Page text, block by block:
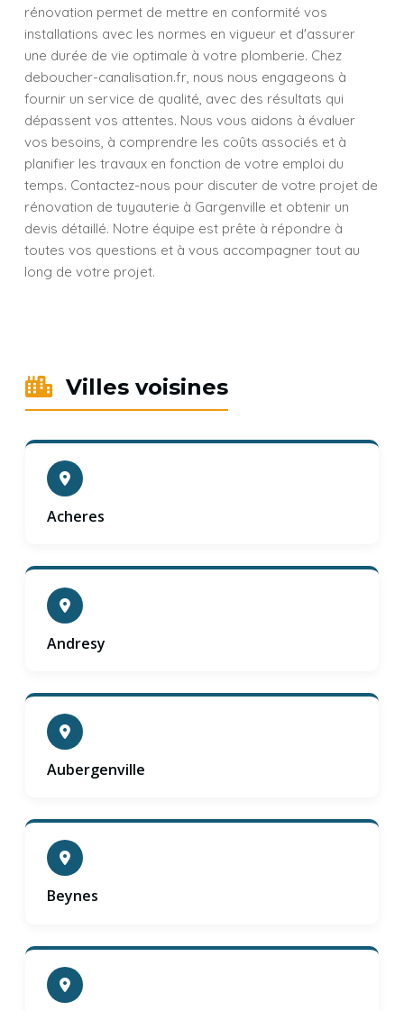
rénovation permet de mettre en conformité vos
installations avec les normes en vigueur et d'assurer
une durée de vie optimale à votre plomberie. Chez
deboucher-canalisation.fr, nous nous engageons à
fournir un service de qualité, avec des résultats qui
dépassent vos attentes. Nous vous aidons à évaluer
vos besoins, à comprendre les coûts associés et à
planifier les travaux en fonction de votre emploi du
temps. Contactez-nous pour discuter de votre projet de
rénovation de tuyauterie à Gargenville et obtenir un
devis détaillé. Notre équipe est prête à répondre à
toutes vos questions et à vous accompagner tout au
long de votre projet.
Villes voisines
Acheres
Andresy
Aubergenville
Beynes